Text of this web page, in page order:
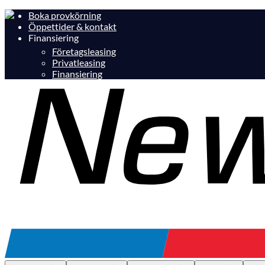
Boka provkörning
Öppettider & kontakt
Finansiering
Företagsleasing
Privatleasing
Finansiering